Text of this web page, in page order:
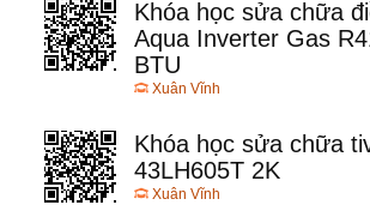
Khóa học sửa chữa
Aqua Inverter Gas
BTU
Xuân Vĩnh
Khóa học sửa chữa
43LH605T 2K
Xuân Vĩnh